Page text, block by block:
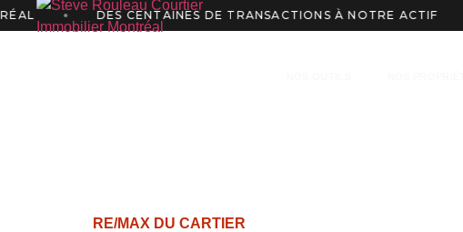
DES CENTAINES DE TRANSACTIONS À NOTRE ACTIF
RE/MAX DU CARTIER